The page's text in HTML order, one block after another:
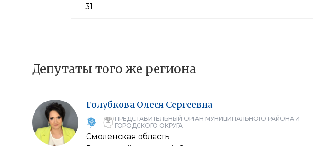
31
Депутаты того же региона
Голубкова Олеся Сергеевна
ПРЕДСТАВИТЕЛЬНЫЙ ОРГАН МУНИЦИПАЛЬНОГО РАЙОНА И
ГОРОДСКОГО ОКРУГА
Смоленская область